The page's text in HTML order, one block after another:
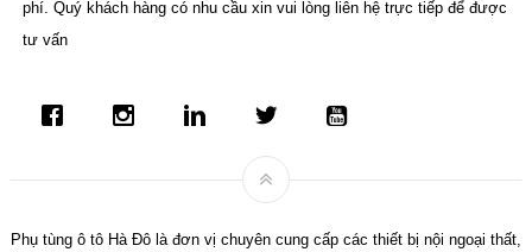
phí. Quý khách hàng có nhu cầu xin vui lòng liên hệ trực tiếp để được
tư vấn
Phụ tùng ô tô Hà Đô là đơn vị chuyên cung cấp các thiết bị nội ngoại thất,